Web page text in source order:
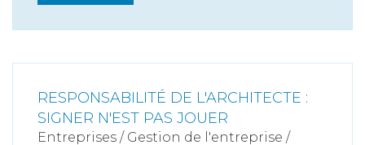
RESPONSABILITÉ DE L'ARCHITECTE :
SIGNER N'EST PAS JOUER
Entreprises / Gestion de l'entreprise /